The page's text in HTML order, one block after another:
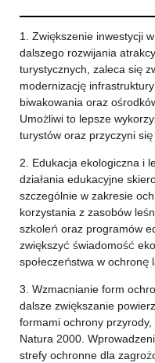
1. Zwiększenie inwestycji
dalszego rozwijania
turystycznych, zaleca się
modernizację
biwakowania oraz
Umożliwi to lepsze
turystów oraz przyczyni
2. Edukacja ekologiczna i
działania edukacyjne
szczególnie w zakresie
korzystania z zasobów
szkoleń oraz programów
zwiększyć świadomość
społeczeństwa w ochronę
3. Wzmacnianie form
dalsze zwiększanie
formami ochrony
Natura 2000.
strefy ochronne dla